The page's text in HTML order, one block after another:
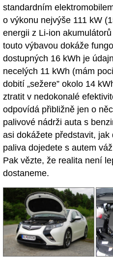
standardním
o výkonu nejvýše 111 kW
energii z Li-ion
touto výbavou dokáže
dostupných 16 kWh je
necelých 11 kWh (mám
dobití „sežere” okolo 14
ztratit v nedokonalé
odpovídá přibližně jen o
palivové nádrži auta s
asi dokážete představit,
paliva dojedete s autem
Pak vězte, že realita není
dostaneme.